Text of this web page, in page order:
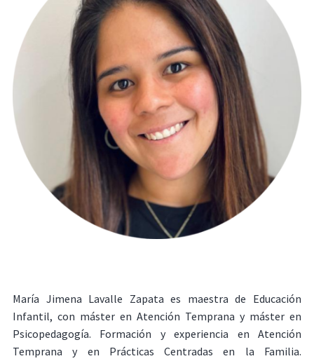
María Jimena Lavalle Zapata es maestra de Educación
Infantil, con máster en Atención Temprana y máster en
Psicopedagogía. Formación y experiencia en Atención
Temprana y en Prácticas Centradas en la Familia.